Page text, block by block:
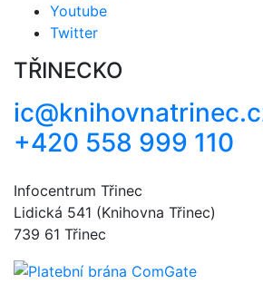
Youtube
Twitter
TŘINECKO
+420 558 999 110
Infocentrum Třinec
Lidická 541 (Knihovna Třinec)
739 61 Třinec